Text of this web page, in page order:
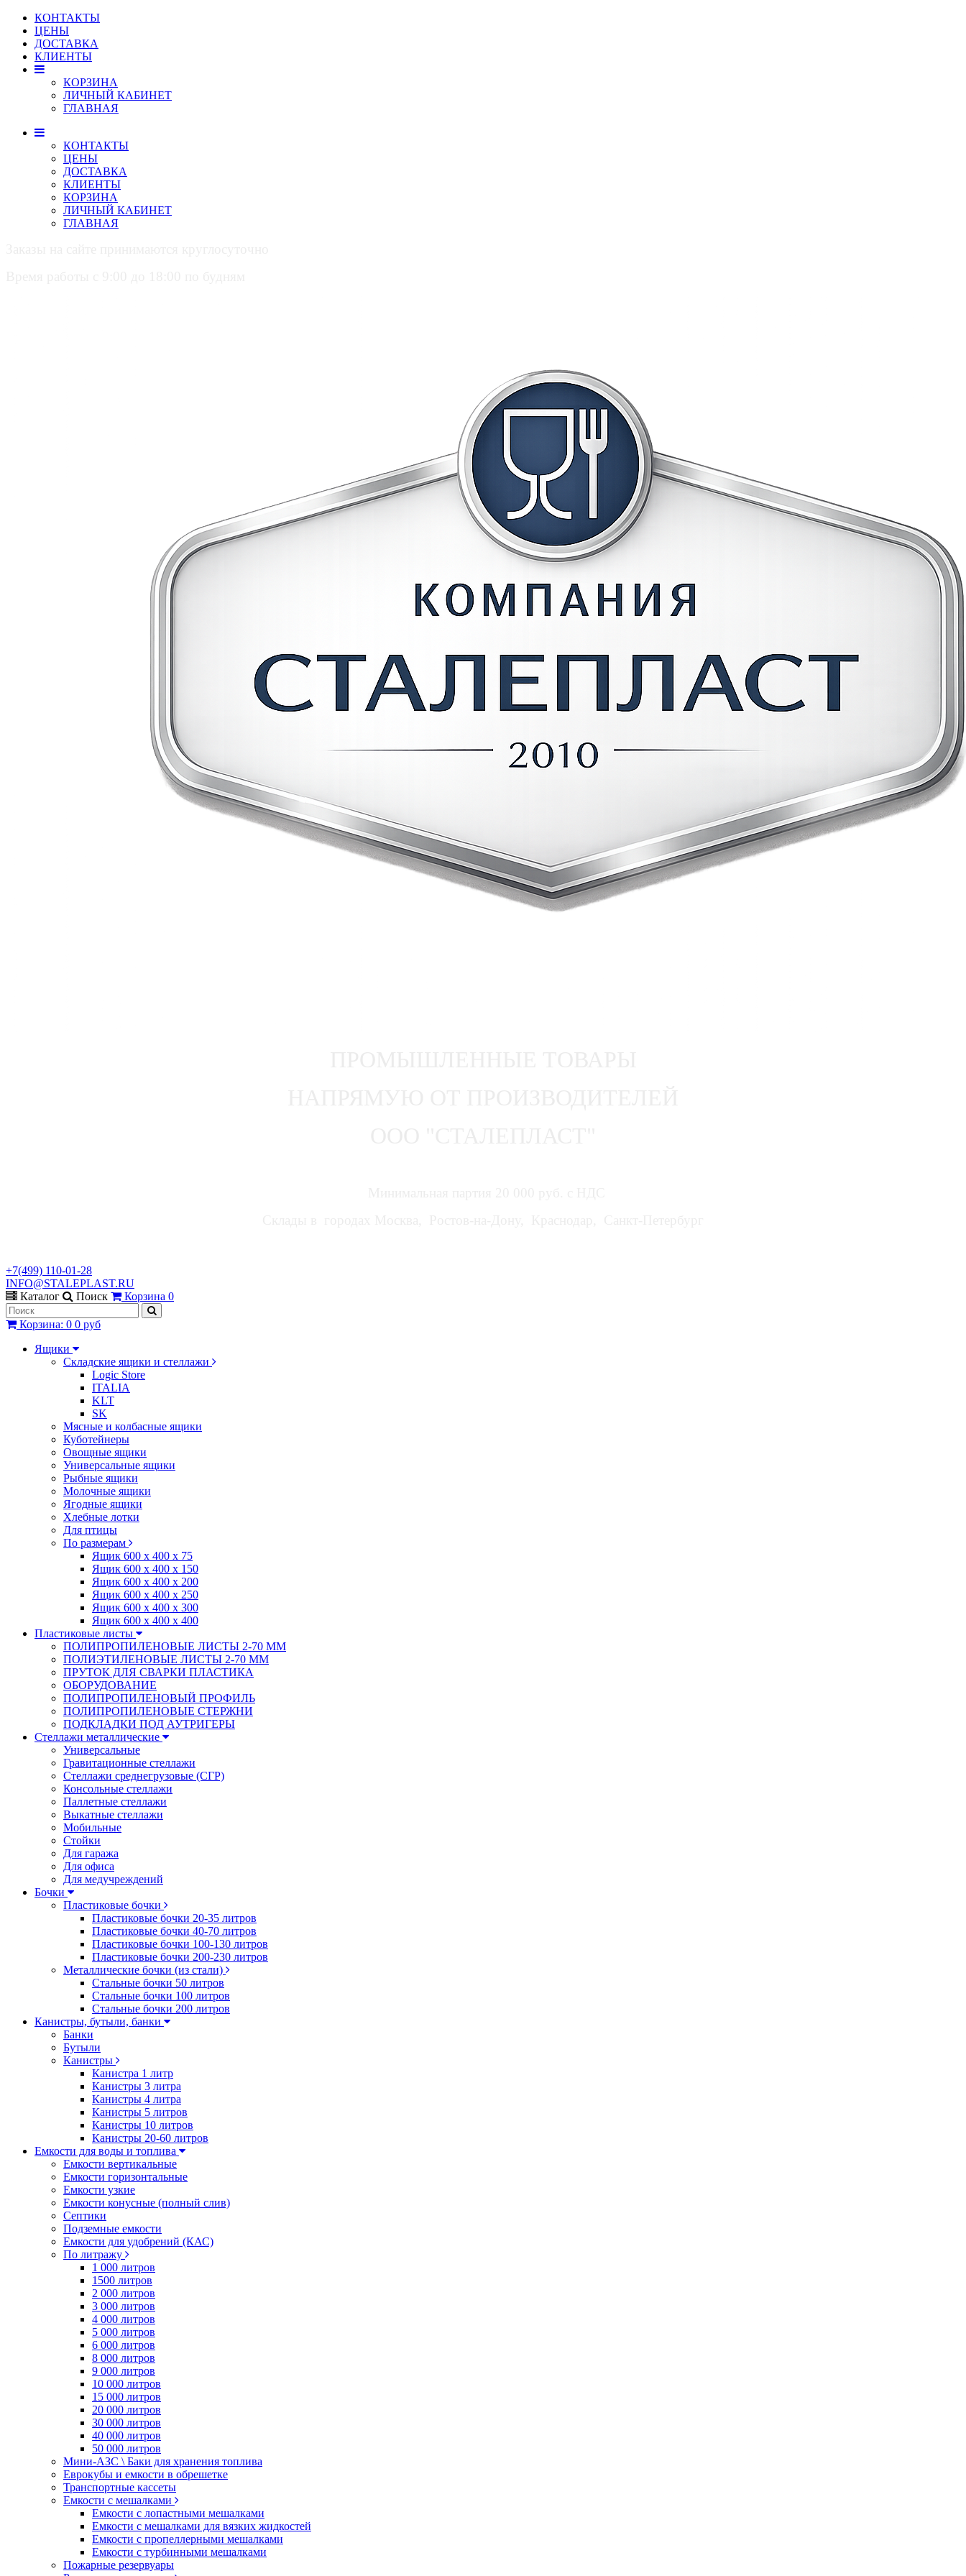
КОНТАКТЫ
ЦЕНЫ
ДОСТАВКА
КЛИЕНТЫ
КОРЗИНА
ЛИЧНЫЙ КАБИНЕТ
ГЛАВНАЯ
КОНТАКТЫ
ЦЕНЫ
ДОСТАВКА
КЛИЕНТЫ
КОРЗИНА
ЛИЧНЫЙ КАБИНЕТ
ГЛАВНАЯ
+7(499) 110-01-28
INFO@STALEPLAST.RU
Каталог
Поиск Корзина 0
Корзина: 0 0 руб
Ящики
Складские ящики и стеллажи
Logic Store
ITALIA
KLT
SK
Мясные и колбасные ящики
Куботейнеры
Овощные ящики
Универсальные ящики
Рыбные ящики
Молочные ящики
Ягодные ящики
Хлебные лотки
Для птицы
По размерам
Ящик 600 х 400 х 75
Ящик 600 х 400 х 150
Ящик 600 х 400 х 200
Ящик 600 х 400 х 250
Ящик 600 х 400 х 300
Ящик 600 х 400 х 400
Пластиковые листы
ПОЛИПРОПИЛЕНОВЫЕ ЛИСТЫ 2-70 ММ
ПОЛИЭТИЛЕНОВЫЕ ЛИСТЫ 2-70 ММ
ПРУТОК ДЛЯ СВАРКИ ПЛАСТИКА
ОБОРУДОВАНИЕ
ПОЛИПРОПИЛЕНОВЫЙ ПРОФИЛЬ
ПОЛИПРОПИЛЕНОВЫЕ СТЕРЖНИ
ПОДКЛАДКИ ПОД АУТРИГЕРЫ
Стеллажи металлические
Универсальные
Гравитационные стеллажи
Стеллажи среднегрузовые (СГР)
Консольные стеллажи
Паллетные стеллажи
Выкатные стеллажи
Мобильные
Стойки
Для гаража
Для офиса
Для медучреждений
Бочки
Пластиковые бочки
Пластиковые бочки 20-35 литров
Пластиковые бочки 40-70 литров
Пластиковые бочки 100-130 литров
Пластиковые бочки 200-230 литров
Металлические бочки (из стали)
Стальные бочки 50 литров
Стальные бочки 100 литров
Стальные бочки 200 литров
Канистры, бутыли, банки
Банки
Бутыли
Канистры
Канистра 1 литр
Канистры 3 литра
Канистры 4 литра
Канистры 5 литров
Канистры 10 литров
Канистры 20-60 литров
Емкости для воды и топлива
Емкости вертикальные
Емкости горизонтальные
Емкости узкие
Емкости конусные (полный слив)
Септики
Подземные емкости
Емкости для удобрений (КАС)
По литражу
1 000 литров
1500 литров
2 000 литров
3 000 литров
4 000 литров
5 000 литров
6 000 литров
8 000 литров
9 000 литров
10 000 литров
15 000 литров
20 000 литров
30 000 литров
40 000 литров
50 000 литров
Мини-АЗС \ Баки для хранения топлива
Еврокубы и емкости в обрешетке
Транспортные кассеты
Емкости с мешалками
Емкости с лопастными мешалками
Емкости с мешалками для вязких жидкостей
Емкости с пропеллерными мешалками
Емкости с турбинными мешалками
Пожарные резервуары